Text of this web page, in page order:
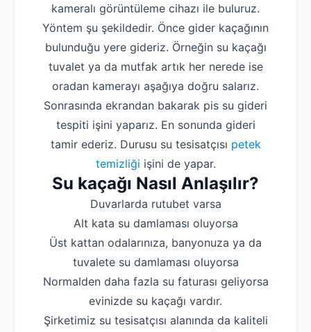
kameralı görüntüleme cihazı ile buluruz.
Yöntem şu şekildedir. Önce gider kaçağının
bulunduğu yere gideriz. Örneğin su kaçağı
tuvalet ya da mutfak artık her nerede ise
oradan kamerayı aşağıya doğru salarız.
Sonrasında ekrandan bakarak pis su gideri
tespiti işini yaparız. En sonunda gideri
tamir ederiz. Durusu su tesisatçısı petek
temizliği işini de yapar.
Su kaçağı Nasıl Anlaşılır?
Duvarlarda rutubet varsa
Alt kata su damlaması oluyorsa
Üst kattan odalarınıza, banyonuza ya da
tuvalete su damlaması oluyorsa
Normalden daha fazla su faturası geliyorsa
evinizde su kaçağı vardır.
Şirketimiz su tesisatçısı alanında da kaliteli